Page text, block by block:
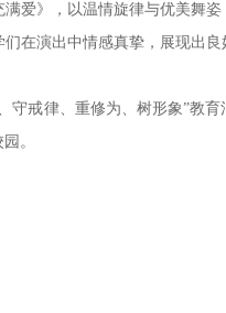
爱》，以温情旋律与优美舞
在演出中情感真挚，展现出
守戒律、重修为、树形象”教
。